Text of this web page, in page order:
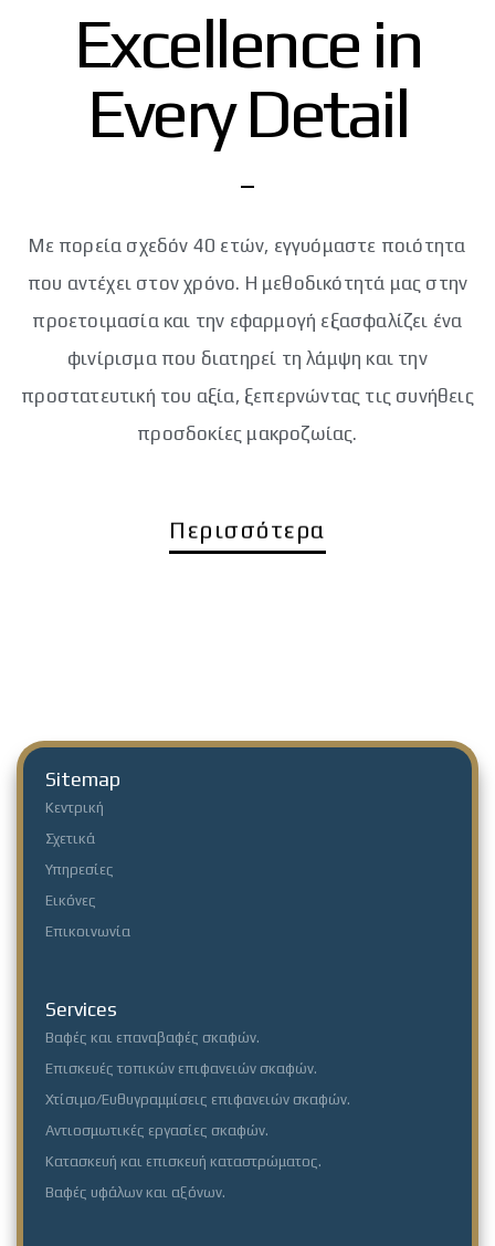
Excellence in
Every Detail
Με πορεία σχεδόν 40 ετών, εγγυόμαστε ποιότητα
που αντέχει στον χρόνο. Η μεθοδικότητά μας στην
προετοιμασία και την εφαρμογή εξασφαλίζει ένα
φινίρισμα που διατηρεί τη λάμψη και την
προστατευτική του αξία, ξεπερνώντας τις συνήθεις
προσδοκίες μακροζωίας.
Περισσότερα
Sitemap
Κεντρική
Σχετικά
Υπηρεσίες
Εικόνες
Επικοινωνία
Services
Βαφές και επαναβαφές σκαφών.
Επισκευές τοπικών επιφανειών σκαφών.
Χτίσιμο/Ευθυγραμμίσεις επιφανειών σκαφών.
Αντιοσμωτικές εργασίες σκαφών.
Κατασκευή και επισκευή καταστρώματος.
Βαφές υφάλων και αξόνων.